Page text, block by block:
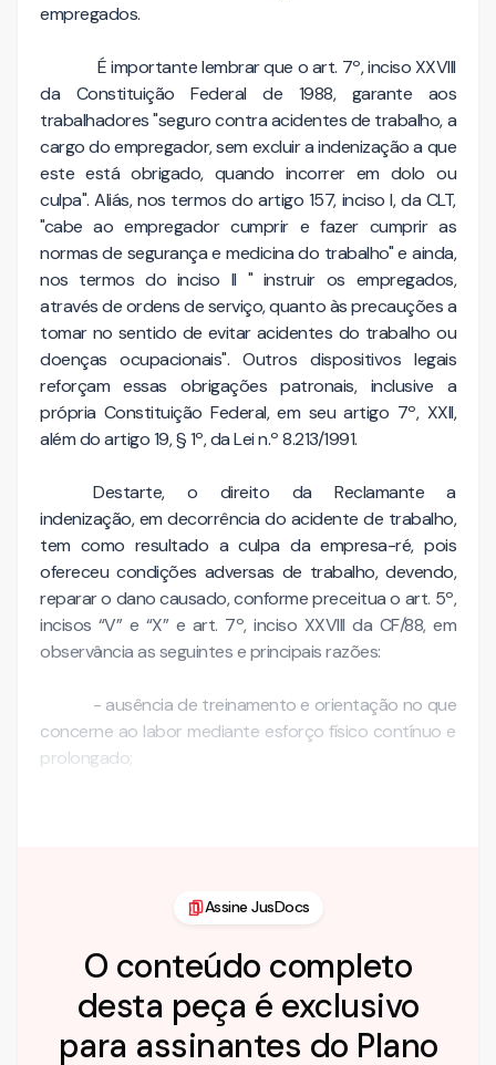
empregados.
É importante lembrar que o art. 7º, inciso XXVIII
da Constituição Federal de 1988, garante aos
trabalhadores "seguro contra acidentes de trabalho, a
cargo do empregador, sem excluir a indenização a que
este está obrigado, quando incorrer em dolo ou
culpa". Aliás, nos termos do artigo 157, inciso I, da CLT,
"cabe ao empregador cumprir e fazer cumprir as
normas de segurança e medicina do trabalho" e ainda,
nos termos do inciso II " instruir os empregados,
através de ordens de serviço, quanto às precauções a
tomar no sentido de evitar acidentes do trabalho ou
doenças ocupacionais". Outros dispositivos legais
reforçam essas obrigações patronais, inclusive a
própria Constituição Federal, em seu artigo 7º, XXII,
além do artigo 19, § 1º, da Lei n.º 8.213/1991.
Destarte, o direito da Reclamante a
indenização, em decorrência do acidente de trabalho,
tem como resultado a culpa da empresa-ré, pois
ofereceu condições adversas de trabalho, devendo,
reparar o dano causado, conforme preceitua o art. 5º,
incisos “V” e “X” e art. 7º, inciso XXVIII da CF/88, em
observância as seguintes e principais razões:
- ausência de treinamento e orientação no que
concerne ao labor mediante esforço físico contínuo e
prolongado;
Assine JusDocs
O conteúdo completo
desta peça é exclusivo
para assinantes do Plano